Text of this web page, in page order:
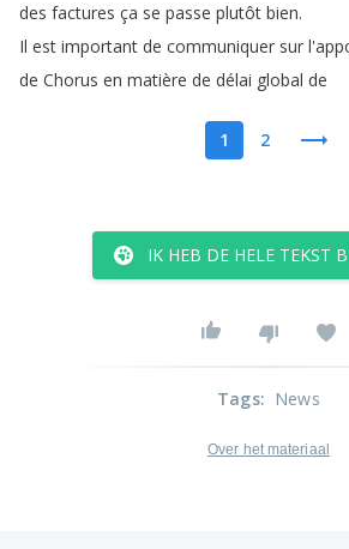
des factures ça se passe plutôt bien.
Il est important de communiquer sur
de Chorus en matière de délai global de
1 2
IK HEB DE HELE TEKST
Tags: News
Over het materiaal